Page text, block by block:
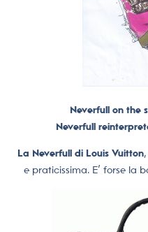
Neverfull on
Neverfull
La Neverfull di Louis Vuitton
e praticissima. E’ forse la